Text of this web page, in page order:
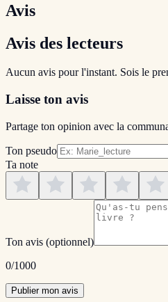
Avis
Avis des lecteurs
Aucun avis pour l'instant. Sois le
Laisse ton avis
Partage ton opinion avec la
Ton pseudo
Ta note
Ton avis (optionnel)
0/1000
Publier mon avis